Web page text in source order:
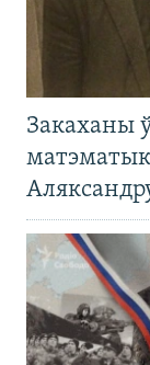
Закаханы
матэматык